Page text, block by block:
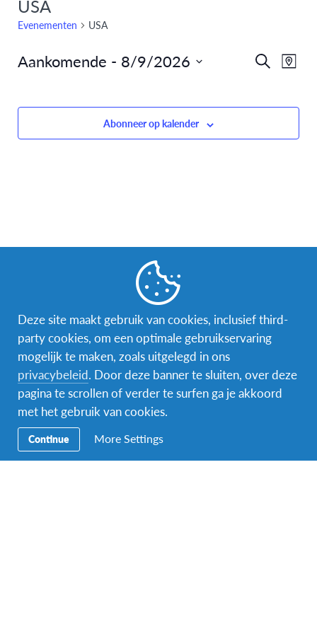
USA
Evenementen USA
ZoekenKaart
Aankomende - 8/9/2026
Abonneer op kalender
FacebookInstagramMessenger
Secundaire
Navigatie
Naar het buitenland
Word gastgezin
Deze site maakt gebruik van cookies, inclusief third-
party cookies, om een optimale gebruikservaring
mogelijk te maken, zoals uitgelegd in ons
privacybeleid. Door deze banner te sluiten, over deze
pagina te scrollen of verder te surfen ga je akkoord
met het gebruik van cookies.
Continue More Settings